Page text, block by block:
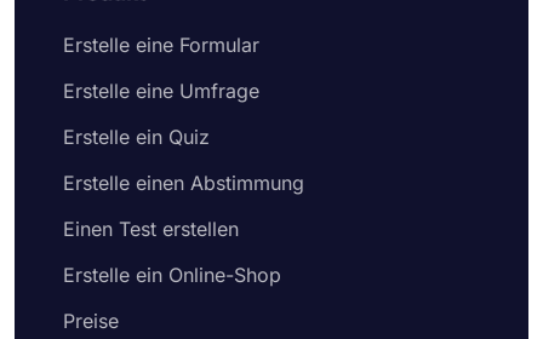
Erstelle eine Formular
Erstelle eine Umfrage
Erstelle ein Quiz
Erstelle einen Abstimmung
Einen Test erstellen
Erstelle ein Online-Shop
Preise